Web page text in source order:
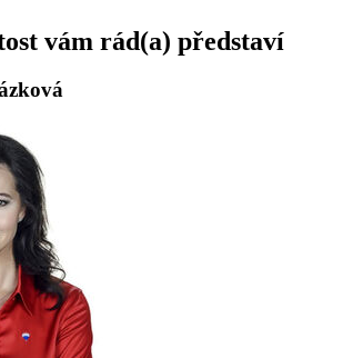
vám rád(a) představí